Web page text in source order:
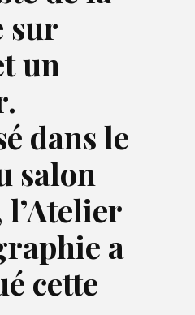
sur
un
dans le
salon
a
cette